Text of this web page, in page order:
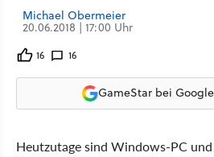
Michael Obermeier
20.06.2018 | 17:00 Uhr
16 16
GameStar bei
Heutzutage sind Windows-PC